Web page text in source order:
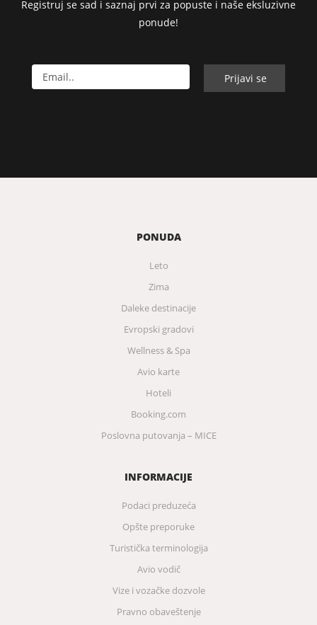
Registruj se sad i saznaj prvi za popuste i naše eksluzivne
ponude!
PONUDA
Leto
Zima
Daleke destinacije
Evropski gradovi
Wellness & Spa
Avio karte
Hoteli
Booking.com
Poslovna putovanja – MICE
INFORMACIJE
Podaci preduzeća
Opšte preporuke
Turistička terminologija
Avio vodič
Vize i vozačke dozvole
Pravno obaveštenje